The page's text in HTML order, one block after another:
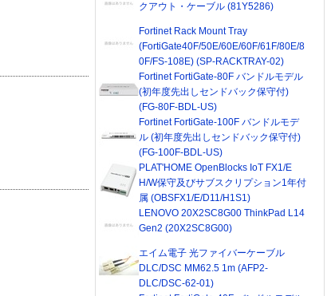
クアウト・ケーブル (81Y5286)
Fortinet Rack Mount Tray
(FortiGate40F/50E/60E/60F/61F/80E/8
0F/FS-108E) (SP-RACKTRAY-02)
Fortinet FortiGate-80F バンドルモデル
(初年度先出しセンドバック保守付)
(FG-80F-BDL-US)
Fortinet FortiGate-100F バンドルモデ
ル (初年度先出しセンドバック保守付)
(FG-100F-BDL-US)
PLAT'HOME OpenBlocks IoT FX1/E
H/W保守及びサブスクリプション1年付
属 (OBSFX1/E/D11/H1S1)
LENOVO 20X2SC8G00 ThinkPad L14
Gen2 (20X2SC8G00)
エイム電子 光ファイバーケーブル
DLC/DSC MM62.5 1m (AFP2-
DLC/DSC-62-01)